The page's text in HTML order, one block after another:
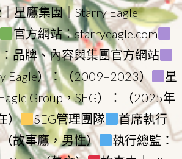
星鷹集團｜Starry Eagle
官方網站：starryeagle.com
品牌、內容與集團官方網站
Eagle）：（2009–2023）
星
Group，SEG）：（2025年
）
SEG管理團隊
首席執行
故事鷹，男性）
執行總監：